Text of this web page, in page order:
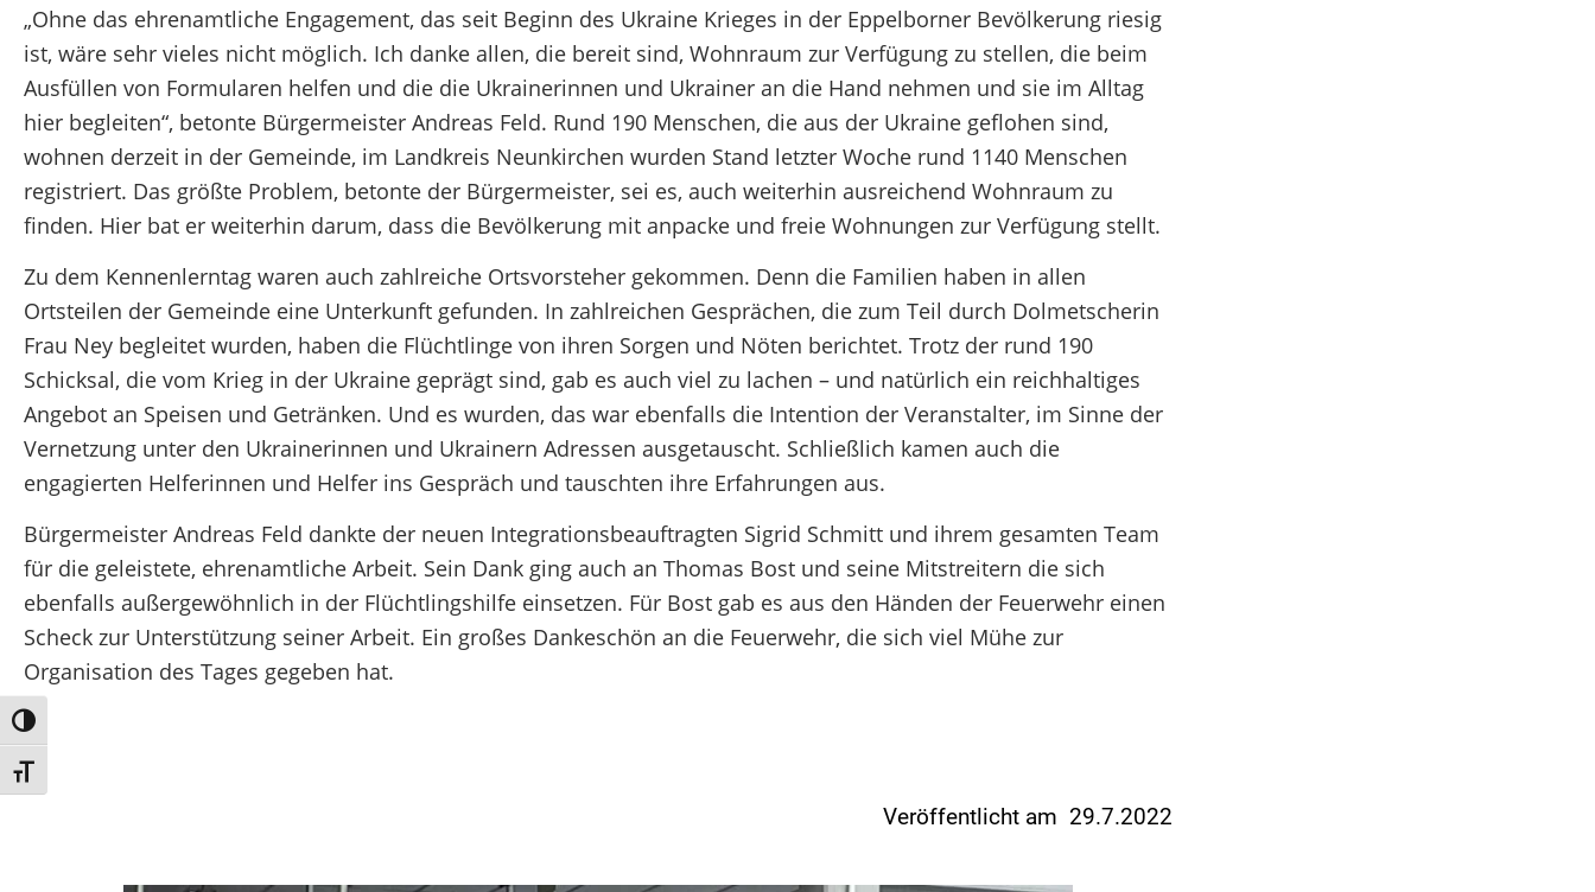
Umschalten auf hohe Kontraste
Schrift vergrößern
„Ohne das ehrenamtliche Engagement, das seit Beginn des Ukraine Krieges in der Eppelborner Bevölkerung riesig
ist, wäre sehr vieles nicht möglich. Ich danke allen, die bereit sind, Wohnraum zur Verfügung zu stellen, die beim
Ausfüllen von Formularen helfen und die die Ukrainerinnen und Ukrainer an die Hand nehmen und sie im Alltag
hier begleiten“, betonte Bürgermeister Andreas Feld. Rund 190 Menschen, die aus der Ukraine geflohen sind,
wohnen derzeit in der Gemeinde, im Landkreis Neunkirchen wurden Stand letzter Woche rund 1140 Menschen
registriert. Das größte Problem, betonte der Bürgermeister, sei es, auch weiterhin ausreichend Wohnraum zu
finden. Hier bat er weiterhin darum, dass die Bevölkerung mit anpacke und freie Wohnungen zur Verfügung stellt.
Zu dem Kennenlerntag waren auch zahlreiche Ortsvorsteher gekommen. Denn die Familien haben in allen
Ortsteilen der Gemeinde eine Unterkunft gefunden. In zahlreichen Gesprächen, die zum Teil durch Dolmetscherin
Frau Ney begleitet wurden, haben die Flüchtlinge von ihren Sorgen und Nöten berichtet. Trotz der rund 190
Schicksal, die vom Krieg in der Ukraine geprägt sind, gab es auch viel zu lachen – und natürlich ein reichhaltiges
Angebot an Speisen und Getränken. Und es wurden, das war ebenfalls die Intention der Veranstalter, im Sinne der
Vernetzung unter den Ukrainerinnen und Ukrainern Adressen ausgetauscht. Schließlich kamen auch die
engagierten Helferinnen und Helfer ins Gespräch und tauschten ihre Erfahrungen aus.
Bürgermeister Andreas Feld dankte der neuen Integrationsbeauftragten Sigrid Schmitt und ihrem gesamten Team
für die geleistete, ehrenamtliche Arbeit. Sein Dank ging auch an Thomas Bost und seine Mitstreitern die sich
ebenfalls außergewöhnlich in der Flüchtlingshilfe einsetzen. Für Bost gab es aus den Händen der Feuerwehr einen
Scheck zur Unterstützung seiner Arbeit. Ein großes Dankeschön an die Feuerwehr, die sich viel Mühe zur
Organisation des Tages gegeben hat.
Veröffentlicht am 29.7.2022